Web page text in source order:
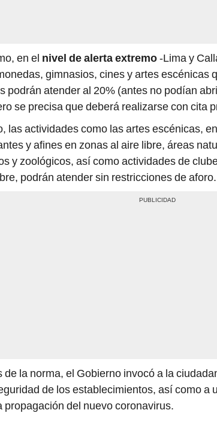
en el nivel de alerta extremo-Lima y
gimnasios, cines y artes escénicas
podrán atender al 20% (antes no podían
se precisa que deberá realizarse con cita
las actividades como las artes escénicas,
y afines en zonas al aire libre, áreas
y zoológicos, así como actividades de
podrán atender sin restricciones de aforo.
de la norma, el Gobierno invocó a la
de los establecimientos, así como a
propagación del nuevo coronavirus.